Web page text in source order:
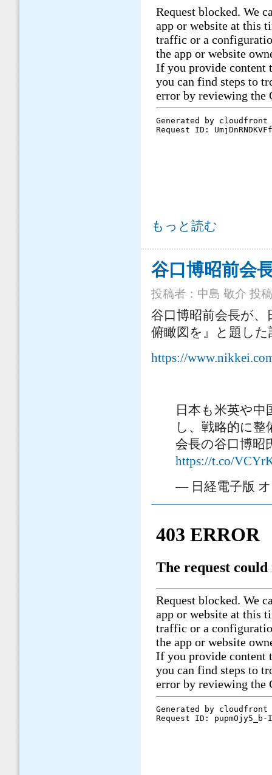
シンポジウム参加者の方々から寄
もっと読む
谷口博昭前会
投稿者： 中島 敬介 投
谷口博昭前会長が
俯瞰図を』と題し
https://
日本も米英や
し、戦略的に
会長の谷口博
https://t.co/
— 日経電子版